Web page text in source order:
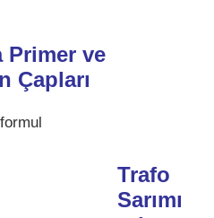
Primer ve
Çapları
Trafo
Sarımı